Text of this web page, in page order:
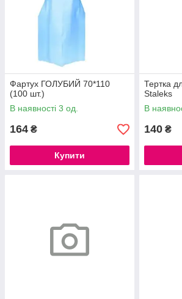
Фартух ГОЛУБИЙ 70*110
(100 шт.)
В наявності 3 од.
164 ₴
Купити
Тертка
Staleks
В
140 ₴